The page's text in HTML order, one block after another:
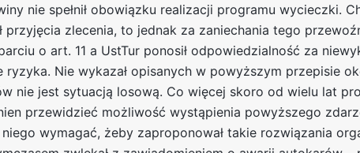
nie spełnił obowiązku realizacji programu wycieczki.
przyjęcia zlecenia, to jednak za zaniechania tego
o art. 11 a UstTur ponosił odpowiedzialność za
Nie wykazał opisanych w powyższym przepisie
nie jest sytuacją losową. Co więcej skoro od wielu lat
przewidzieć możliwość wystąpienia powyższego
wymagać, żeby zaproponował takie rozwiązania